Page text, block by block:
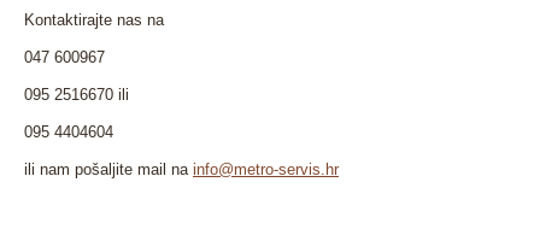
Kontaktirajte nas na
047 600967
095 2516670 ili
095 4404604
ili nam pošaljite mail na info@metro-servis.hr